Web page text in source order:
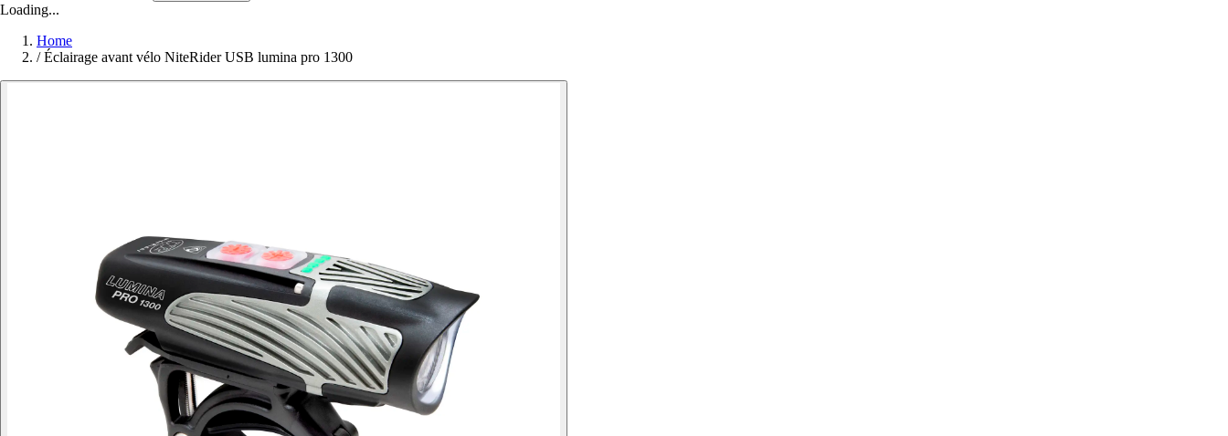
Loading...
Home
/ Éclairage avant vélo NiteRider USB lumina pro 1300